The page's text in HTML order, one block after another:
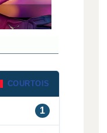
COURTOIS
1